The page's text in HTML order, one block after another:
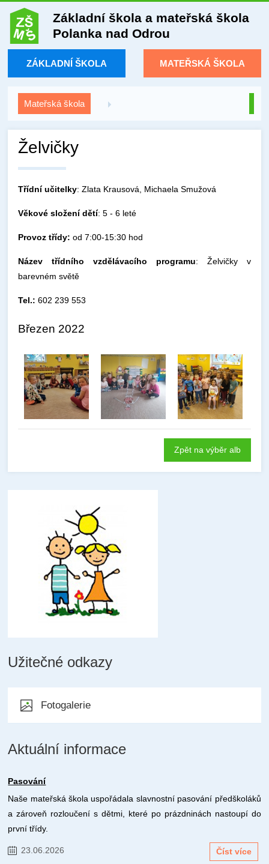
Základní škola a mateřská škola
Polanka nad Odrou
ZÁKLADNÍ ŠKOLA MATEŘSKÁ ŠKOLA
Mateřská škola
Želvičky
Třídní učitelky: Zlata Krausová, Michaela Smužová
Věkové složení dětí: 5 - 6 leté
Provoz třídy: od 7:00-15:30 hod
Název třídního vzdělávacího programu: Želvičky v
barevném světě
Tel.: 602 239 553
Březen 2022
Zpět na výběr alb
Užitečné odkazy
Fotogalerie
Aktuální informace
Pasování
Naše mateřská škola uspořádala slavnostní pasování předškoláků
a zároveň rozloučení s dětmi, které po prázdninách nastoupí do
první třídy.
23.06.2026 Číst více